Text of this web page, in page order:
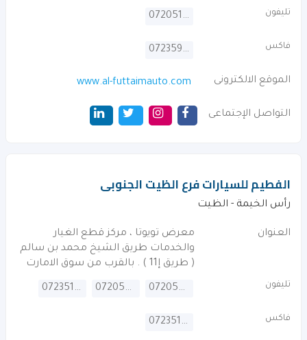
تليفون 072051666
فاكس 072359264
الموقع الالكترونى www.al-futtaimauto.com
التواصل الإجتماعى
الفطيم للسيارات فرع الظيت الجنوبى
رأس الخيمة - الظيت
العنوان
معرض تويوتا ، مركز قطع الغيار
والخدمات طريق الشيخ محمد بن سالم
( طريق إ11 ) . بالقرب من سوق الامارت
تليفون 072059788
072059799
072351542
فاكس 072351310